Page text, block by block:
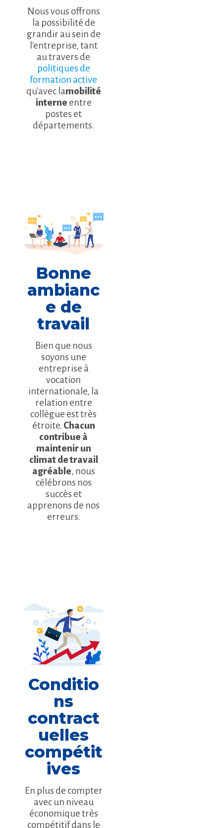
Nous vous offrons
la possibilité de
grandir au sein de
l'entreprise, tant
au travers de
politiques de
formation active
qu'avec lamobilité
interne entre
postes et
départements.
Bonne
ambianc
e de
travail
Bien que nous
soyons une
entreprise à
vocation
internationale, la
relation entre
collègue est très
étroite. Chacun
contribue à
maintenir un
climat de travail
agréable, nous
célébrons nos
succès et
apprenons de nos
erreurs.
Conditio
ns
contract
uelles
compétit
ives
En plus de compter
avec un niveau
économique très
compétitif dans le